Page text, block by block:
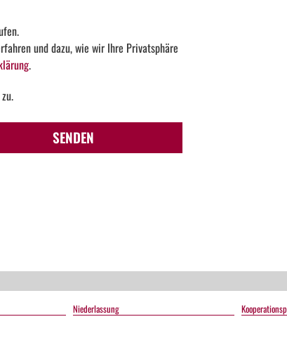
und dazu, wie wir Ihre Privatsphäre
.
SENDEN
Niederlassung
many
given